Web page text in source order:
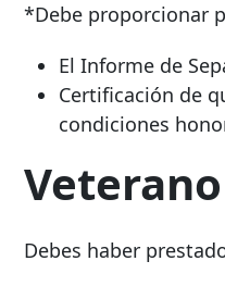
*Debe proporcionar
El Informe de
Certificación de
condiciones
Debes haber